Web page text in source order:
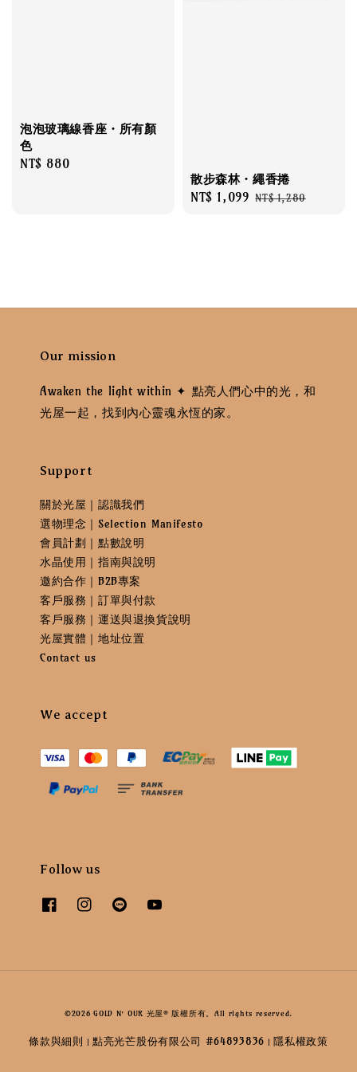
泡泡玻璃線香座・所有顏
色
Regular
NT$ 880
散步森林・繩香捲
Sale
NT$ 1,099 Regular
NT$ 1,280
Our mission
Awaken the light within ✦ 點亮人們心中的光，和
光屋一起，找到內心靈魂永恆的家。
Support
關於光屋｜認識我們
選物理念｜Selection Manifesto
會員計劃｜點數說明
水晶使用｜指南與說明
邀約合作｜B2B專案
客戶服務｜訂單與付款
客戶服務｜運送與退換貨說明
光屋實體｜地址位置
Contact us
We accept
Follow us
©2026 GOLD N’ OUR 光屋® 版權所有。All rights reserved.
條款與細則 | 點亮光芒股份有限公司 #64893836 | 隱私權政策